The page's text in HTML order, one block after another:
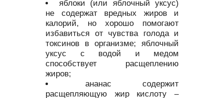
яблоки (или яблочный уксус)
не содержат вредных жиров и
калорий, но хорошо помогают
избавиться от чувства голода и
токсинов в организме; яблочный
уксус с водой и медом
способствует расщеплению
жиров;
ананас содержит
расщепляющую жир кислоту –